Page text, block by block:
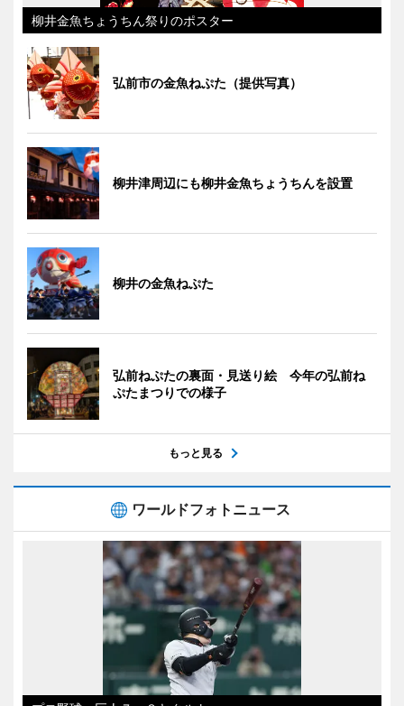
柳井金魚ちょうちん祭りのポスター
弘前市の金魚ねぷた（提供写真）
柳井津周辺にも柳井金魚ちょうちんを設置
柳井の金魚ねぷた
弘前ねぷたの裏面・見送り絵 今年の弘前ね
ぷたまつりでの様子
もっと見る
ワールドフォトニュース